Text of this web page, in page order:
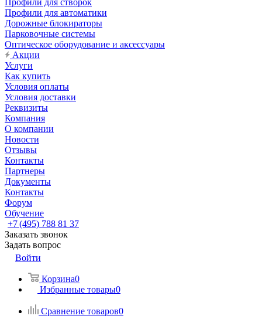
Профили для створок
Профили для автоматики
Дорожные блокираторы
Парковочные системы
Оптическое оборудование и аксессуары
Акции
Услуги
Как купить
Условия оплаты
Условия доставки
Реквизиты
Компания
О компании
Новости
Отзывы
Контакты
Партнеры
Документы
Контакты
Форум
Обучение
+7 (495) 788 81 37
Заказать звонок
Задать вопрос
Войти
Корзина0
Избранные товары0
Сравнение товаров0